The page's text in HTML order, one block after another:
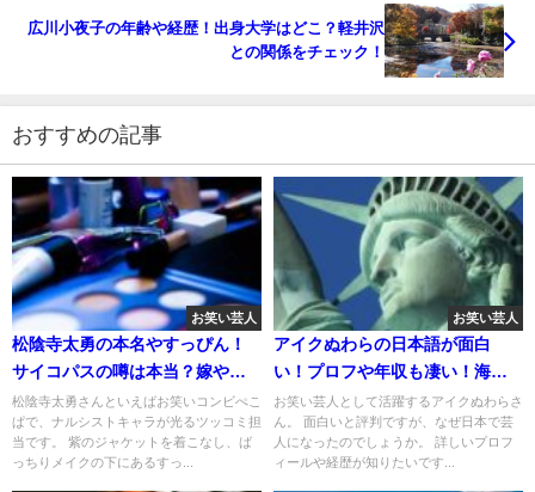
広川小夜子の年齢や経歴！出身大学はどこ？軽井沢
との関係をチェック！
おすすめの記事
お笑い芸人
松陰寺太勇の本名やすっぴん！
サイコパスの噂は本当？嫁や子
供について！
松陰寺太勇さんといえばお笑いコンビぺこ
ぱで、ナルシストキャラが光るツッコミ担
当です。 紫のジャケットを着こなし、ば
っちりメイクの下にあるすっ...
お笑い芸人
アイクぬわらの日本語が面白
い！プロフや年収も凄い！海外
での反応は？
お笑い芸人として活躍するアイクぬわらさ
ん。 面白いと評判ですが、なぜ日本で芸
人になったのでしょうか。 詳しいプロフ
ィールや経歴が知りたいです...